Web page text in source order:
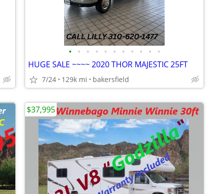
• • • • • • • • • • •
HUGE SALE ~~~~ 2020 THOR MAJESTIC 25FT
7/24 129k mi bakersfield
$37,995